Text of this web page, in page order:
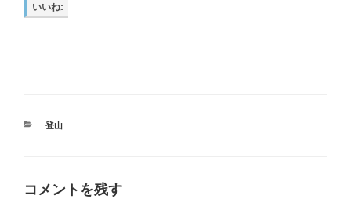
いいね:
カ
ー
登山
コメントを残す